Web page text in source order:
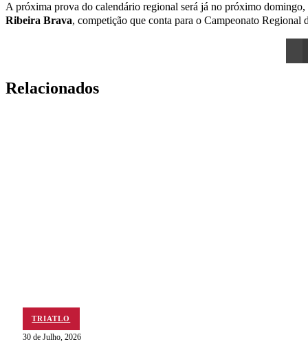
A próxima prova do calendário regional será já no próximo domingo,
Ribeira Brava, competição que conta para o Campeonato Regional
Relacionados
TRIATLO
30 de Julho, 2026